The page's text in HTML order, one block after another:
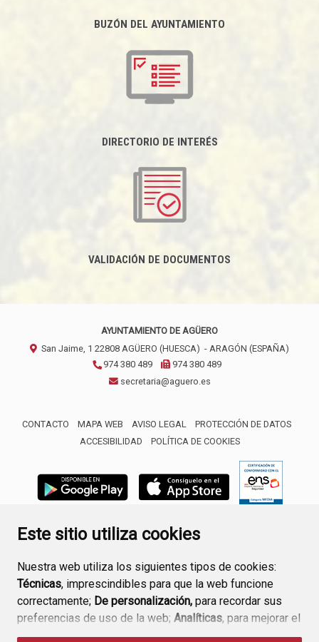
Este sitio utiliza cookies
Nuestra web utiliza los siguientes tipos de cookies:
Técnicas, imprescindibles para que la web funcione
correctamente; De personalización, para recordar sus
preferencias de uso de la web; Analíticas, para mejorar el
funcionamiento de la web y sus servicios.
BUZÓN DEL AYUNTAMIENTO
DIRECTORIO DE INTERÉS
VALIDACIÓN DE DOCUMENTOS
AYUNTAMIENTO DE AGÜERO
San Jaime, 1 22808 AGÜERO (HUESCA) - ARAGÓN (ESPAÑA)
974 380 489
974 380 489
secretaria@aguero.es
CONTACTO MAPA WEB AVISO LEGAL
PROTECCIÓN DE DATOS
ACCESIBILIDAD
POLÍTICA DE COOKIES